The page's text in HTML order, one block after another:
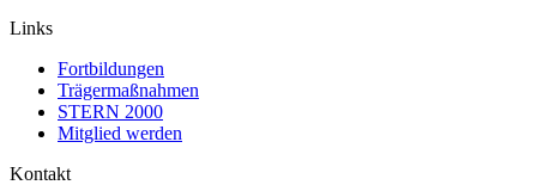
Links
Fortbildungen
Trägermaßnahmen
STERN 2000
Mitglied werden
Kontakt